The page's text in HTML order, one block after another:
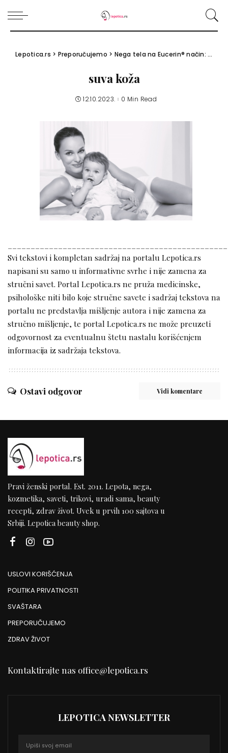
Lepotica.rs > Preporučujemo > Nega tela na Eucerin® način: Oktobar je mesec suve kože!
suva koža
12.10.2023. 0 Min Read
Svi tekstovi i kompletan sadržaj na portalu Lepotica.rs
napisani su samo u informativne svrhe i nije zamena za
stručni savet. Portal Lepotica.rs ne pruža medicinske,
psihološke niti bilo koje stručne savete i sadržaj tekstova na
portalu ne predstavlja mišljenje autora i nije zamena za
stručno mišljenje, te portal Lepotica.rs ne može preuzeti
odgovornost za eventualnu štetu nastalu korišćenjem
informacija iz sadržaja tekstova.
Ostavi odgovor Vidi komentare
Pravi ženski portal. Est. 2011. Lepota, nega,
kozmetika, saveti, trikovi, uradi sama, beauty
recepti, zdrav život. Uvek u prvih 100 sajtova u
Srbiji. Lepotica beauty shop.
USLOVI KORIŠĆENJA
POLITIKA PRIVATNOSTI
SVAŠTARA
PREPORUČUJEMO
ZDRAV ŽIVOT
Kontaktirajte nas office@lepotica.rs
LEPOTICA NEWSLETTER